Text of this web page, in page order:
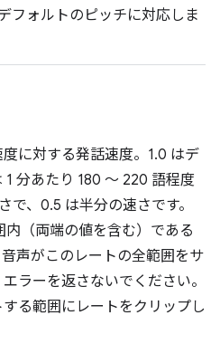
フォルトのピッチに対応しま
に対する発話速度。1.0 はデ
分あたり 180 ～ 220 語程度
で、0.5 は半分の速さです。
内（両端の値を含む）である
声がこのレートの全範囲をサ
ラーを返さないでください。
る範囲にレートをクリップし